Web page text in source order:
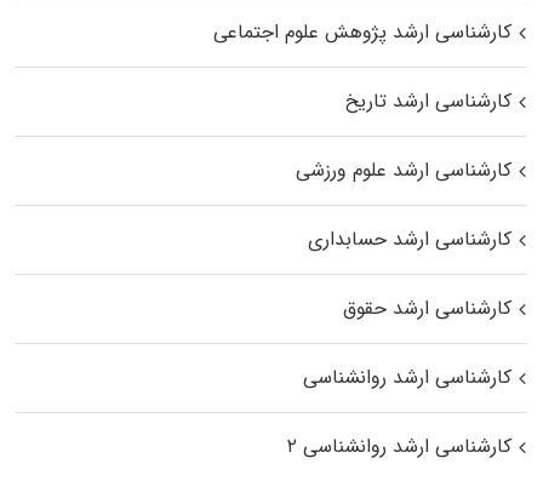
کارشناسی ارشد پژوهش علوم اجتماعی
کارشناسی ارشد تاریخ
کارشناسی ارشد علوم ورزشی
کارشناسی ارشد حسابداری
کارشناسی ارشد حقوق
کارشناسی ارشد روانشناسی
کارشناسی ارشد روانشناسی ۲